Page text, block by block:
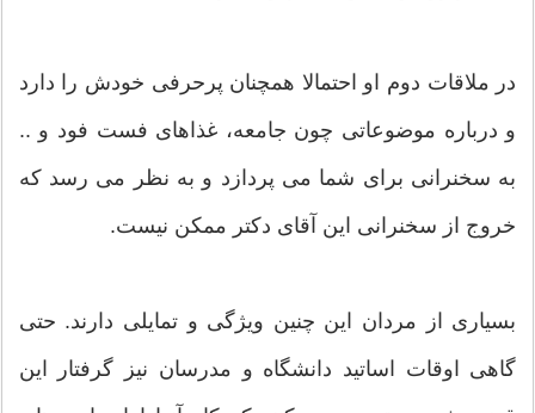
در ملاقات دوم او احتمالا همچنان پرحرفی خودش را دارد
و درباره موضوعاتی چون جامعه، غذاهای فست فود و ..
به سخنرانی برای شما می پردازد و به نظر می رسد که
خروج از سخنرانی این آقای دکتر ممکن نیست.
بسیاری از مردان این چنین ویژگی و تمایلی دارند. حتی
گاهی اوقات اساتید دانشگاه و مدرسان نیز گرفتار این